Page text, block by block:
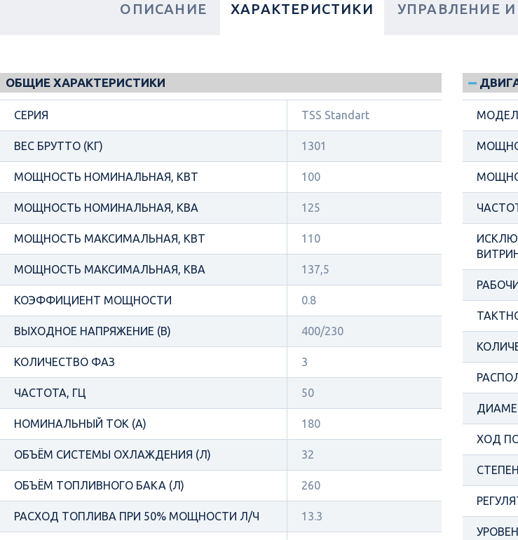
ОПИСАНИЕ ХАРАКТЕРИСТИКИ УПРАВЛЕНИЕ
ОБЩИЕ ХАРАКТЕРИСТИКИ
СЕРИЯ TSS Standart
ВЕС БРУТТО (КГ) 1301
МОЩНОСТЬ НОМИНАЛЬНАЯ, КВТ 100
МОЩНОСТЬ НОМИНАЛЬНАЯ, КВА 125
МОЩНОСТЬ МАКСИМАЛЬНАЯ, КВТ 110
МОЩНОСТЬ МАКСИМАЛЬНАЯ, КВА 137,5
КОЭФФИЦИЕНТ МОЩНОСТИ 0.8
ВЫХОДНОЕ НАПРЯЖЕНИЕ (В) 400/230
КОЛИЧЕСТВО ФАЗ 3
ЧАСТОТА, ГЦ 50
НОМИНАЛЬНЫЙ ТОК (А) 180
ОБЪЁМ СИСТЕМЫ ОХЛАЖДЕНИЯ (Л) 32
ОБЪЁМ ТОПЛИВНОГО БАКА (Л) 260
РАСХОД ТОПЛИВА ПРИ 50% МОЩНОСТИ Л/Ч 13.3
ХОД